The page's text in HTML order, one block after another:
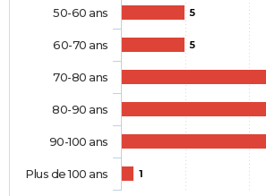
5
5
1
50-60 ans
60-70 ans
70-80 ans
80-90 ans
90-100 ans
Plus de 100 ans